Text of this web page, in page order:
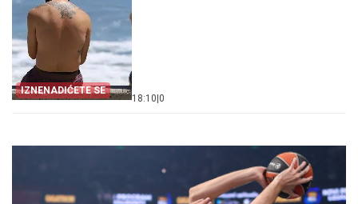
IZNENADIĆETE SE
18:10 0